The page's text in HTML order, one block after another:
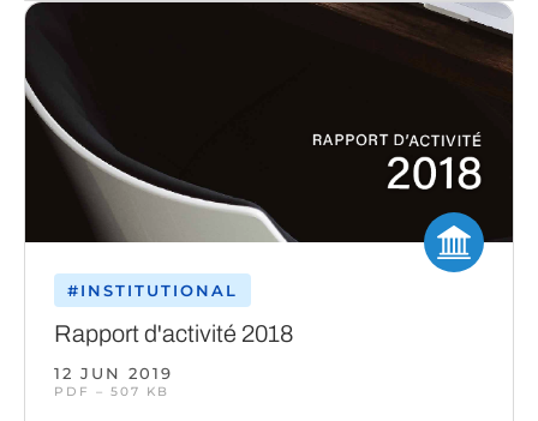
#INSTITUTIONAL
Rapport d'activité 2018
12 JUN 2019
PDF – 507 KB